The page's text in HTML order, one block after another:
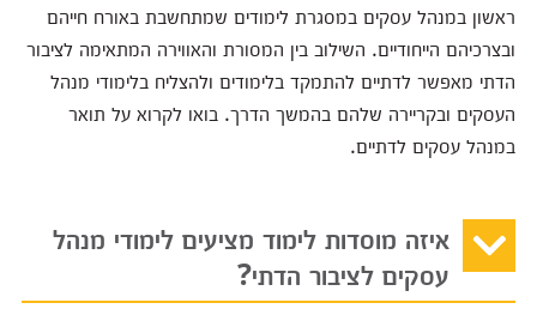
ראשון במנהל עסקים במסגרת לימודים שמתחשבת באורח חייהם
ובצרכיהם הייחודיים. השילוב בין המסורת והאווירה המתאימה לציבור
הדתי מאפשר לדתיים להתמקד בלימודים ולהצליח בלימודי מנהל
העסקים ובקריירה שלהם בהמשך הדרך. בואו לקרוא על תואר
במנהל עסקים לדתיים.
איזה מוסדות לימוד מציעים לימודי מנהל
עסקים לציבור הדתי?